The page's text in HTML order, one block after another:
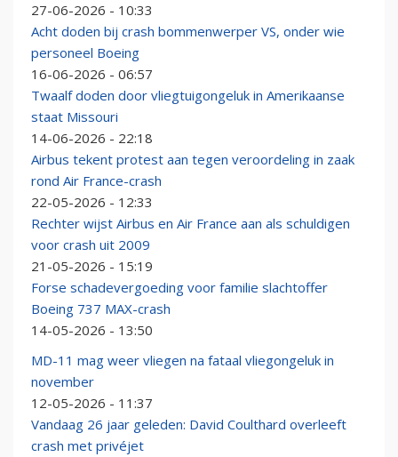
27-06-2026 - 10:33
Acht doden bij crash bommenwerper VS, onder wie
personeel Boeing
16-06-2026 - 06:57
Twaalf doden door vliegtuigongeluk in Amerikaanse
staat Missouri
14-06-2026 - 22:18
Airbus tekent protest aan tegen veroordeling in zaak
rond Air France-crash
22-05-2026 - 12:33
Rechter wijst Airbus en Air France aan als schuldigen
voor crash uit 2009
21-05-2026 - 15:19
Forse schadevergoeding voor familie slachtoffer
Boeing 737 MAX-crash
14-05-2026 - 13:50
MD-11 mag weer vliegen na fataal vliegongeluk in
november
12-05-2026 - 11:37
Vandaag 26 jaar geleden: David Coulthard overleeft
crash met privéjet